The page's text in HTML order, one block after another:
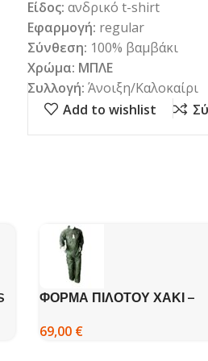
Είδος: ανδρικό t-shirt
Εφαρμογή: regular
Σύνθεση: 100% βαμβάκι
Χρώμα: ΜΠΛΕ
Συλλογή: Άνοιξη/Καλοκαίρι
Add to wishlist
ΦΟΡΜΑ ΠΙΛΟΤΟΥ ΧΑΚΙ –
69,00 €